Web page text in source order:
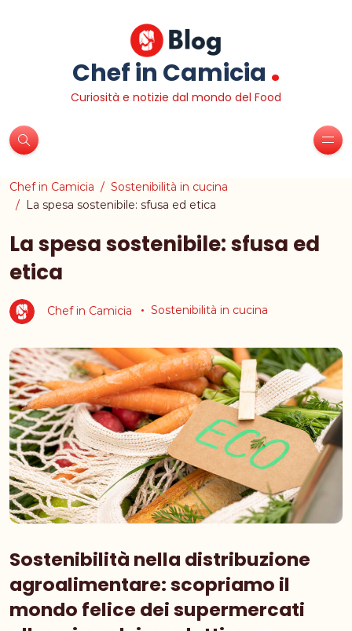
Chef in Camicia .
Curiosità e notizie dal mondo del Food
Chef in Camicia
Sostenibilità in cucina
La spesa sostenibile: sfusa ed etica
La spesa sostenibile: sfusa ed
etica
Chef in Camicia Sostenibilità in cucina
Sostenibilità nella distribuzione
agroalimentare: scopriamo il
mondo felice dei supermercati